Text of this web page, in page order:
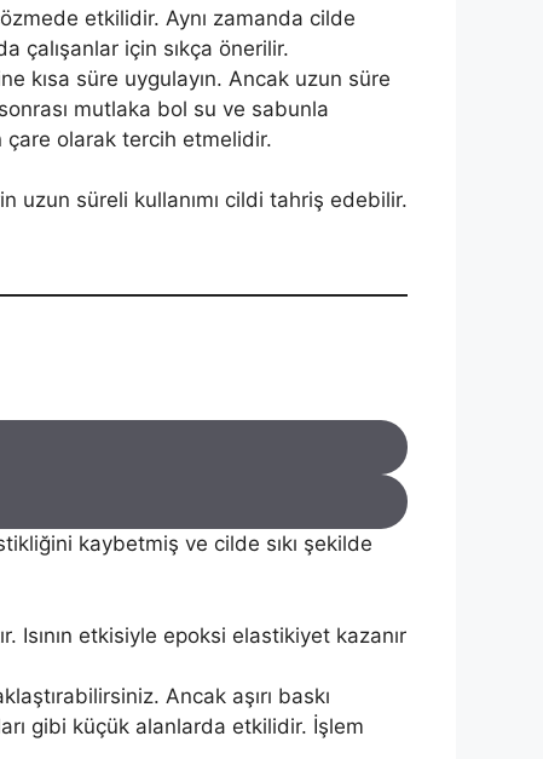
etkilidir. Aynı zamanda cilde
çalışanlar için sıkça önerilir.
kısa süre uygulayın. Ancak uzun süre
mutlaka bol su ve sabunla
çare olarak tercih etmelidir.
uzun süreli kullanımı cildi tahriş edebilir.
kaybetmiş ve cilde sıkı şekilde
Isının etkisiyle epoksi elastikiyet kazanır
Ancak aşırı baskı
gibi küçük alanlarda etkilidir. İşlem